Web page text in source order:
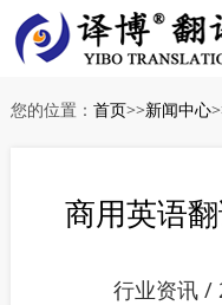
您的位置： 首页>>新闻中心
商用英语
行业资讯 /